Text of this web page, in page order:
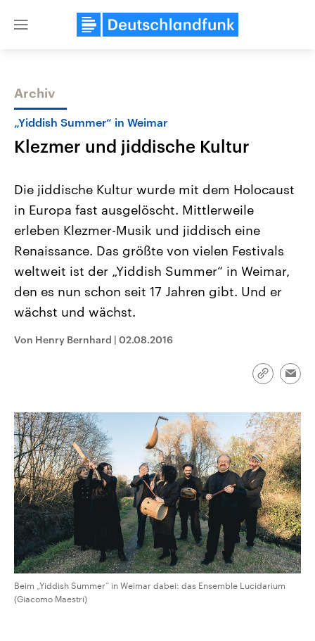
Close
Themen
Landtagswahl Sachsen-Anhalt
2026
Alle Informationen
Sachsen-Anhalt wählt am 6.
September 2026 einen neuen
Bundesland von einer Koalition aus
Umfragen, Prognosen,
Wahlprogramme, aktuelle Berichte
USA
Aktuelle Beiträge,
Hintergründe
Wirtschaftlich und
gehören die Vereinigten
den mächtigsten Ländern
Archiv
„Yiddish Summer“ in Weimar
Klezmer und jiddische Kultur
Die jiddische Kultur wurde mit dem Holocaust
in Europa fast ausgelöscht. Mittlerweile
erleben Klezmer-Musik und jiddisch eine
Renaissance. Das größte von vielen Festivals
weltweit ist der „Yiddish Summer“ in Weimar,
den es nun schon seit 17 Jahren gibt. Und er
wächst und wächst.
Von Henry Bernhard | 02.08.2016
Link
Beim „Yiddish Summer“ in Weimar dabei: das Ensemble Lucidarium
(Giacomo Maestri)